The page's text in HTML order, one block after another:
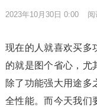
2023年10月30日 0:00 阅
现在的人就喜欢买多
的就是图个省心，尤
除了功能强大用途多
全性能。而今天我们